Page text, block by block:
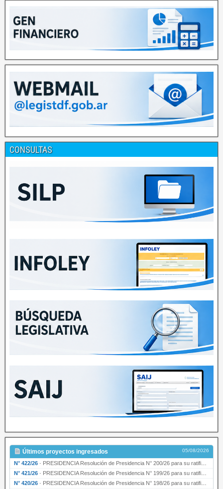
CONSULTAS
Últimos proyectos ingresados 05/08/2026
N° 422/26 · PRESIDENCIA Resolución de Presidencia N° 200/26 para su ratificación.
N° 421/26 · PRESIDENCIA Resolución de Presidencia N° 199/26 para su ratificación.
N° 420/26 · PRESIDENCIA Resolución de Presidencia N° 198/26 para su ratificación.